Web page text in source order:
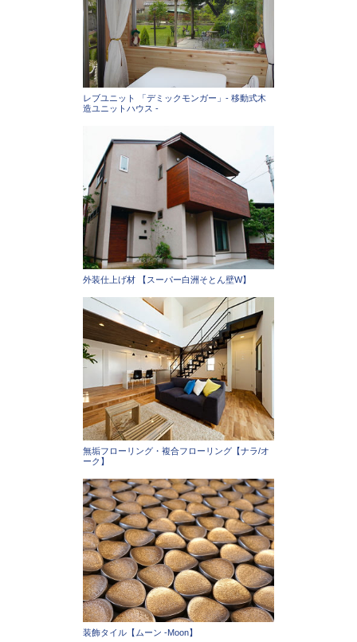
レブユニット 「デミックモンガー」- 移動式木
造ユニットハウス -
外装仕上げ材 【スーパー白洲そとん壁W】
無垢フローリング・複合フローリング【ナラ/オ
ーク】
装飾タイル【ムーン -Moon】